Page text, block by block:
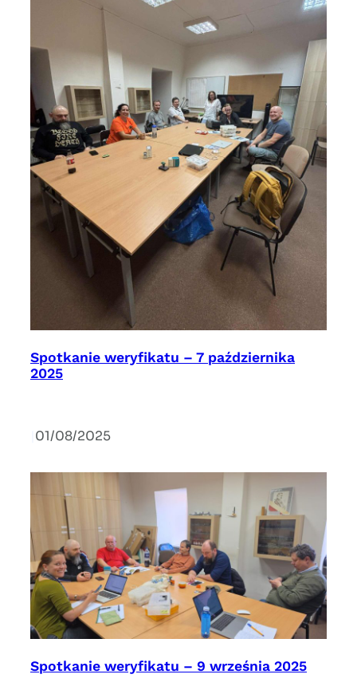
Spotkanie weryfikatu – 7 października
2025
01/08/2025
Spotkanie weryfikatu – 9 września 2025